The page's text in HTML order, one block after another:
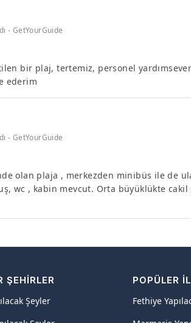
- GetYourGuide
bir plaj, tertemiz, personel
ederim
- GetYourGuide
olan plaja , merkezden minibüs ile de
wc , kabin mevcut. Orta büyüklükte
ŞEHIRLER
Şeyler
POPÜLER
Fethiye